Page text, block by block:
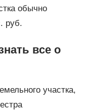
обычно
руб.
все о
участка,